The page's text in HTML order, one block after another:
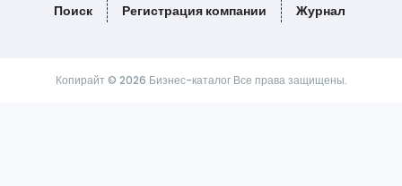
Поиск Регистрация компании Журнал
Копирайт © 2026 Бизнес-каталог Все права защищены.